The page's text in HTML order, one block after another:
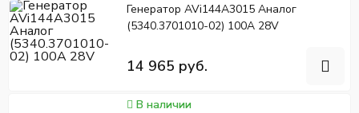
Генератор AVi144A3015 Аналог
(5340.3701010-02) 100A 28V
14 965 руб.
В наличии